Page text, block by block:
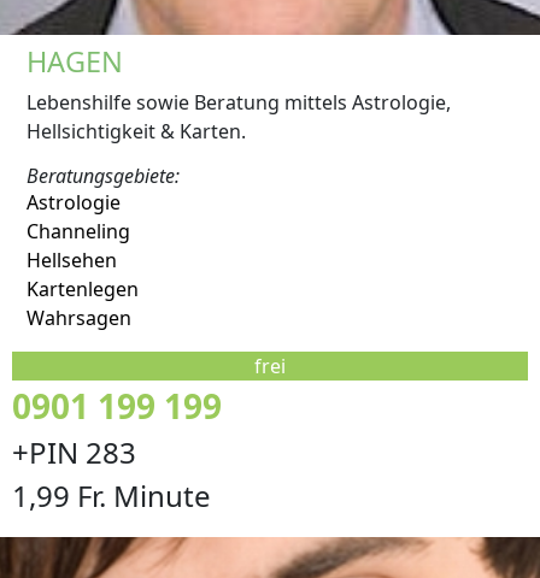
HAGEN
Lebenshilfe sowie Beratung mittels Astrologie,
Hellsichtigkeit & Karten.
Beratungsgebiete:
Astrologie
Channeling
Hellsehen
Kartenlegen
Wahrsagen
frei
0901 199 199
+PIN 283
1,99 Fr. Minute